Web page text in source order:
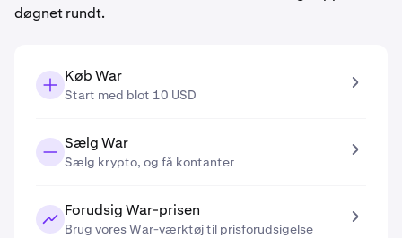
døgnet rundt.
Køb War
Start med blot 10 USD
Sælg War
Sælg krypto, og få kontanter
Forudsig War-prisen
Brug vores War-værktøj til prisforudsigelse